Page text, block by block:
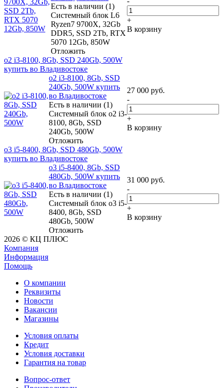
Есть в наличии (1)
Системный блок L6
Ryzen7 9700X, 32Gb
DDR5, SSD 2Tb, RTX
5070 12Gb, 850W
Отложить
+
В корзину
o2 i3-8100, 8Gb, SSD 240Gb, 500W
купить во Владивостоке
o2 i3-8100, 8Gb, SSD
240Gb, 500W купить
во Владивостоке
Есть в наличии (1)
Системный блок o2 i3-
8100, 8Gb, SSD
240Gb, 500W
Отложить
27 000 руб.
-
+
В корзину
o3 i5-8400, 8Gb, SSD 480Gb, 500W
купить во Владивостоке
o3 i5-8400, 8Gb, SSD
480Gb, 500W купить
во Владивостоке
Есть в наличии (1)
Системный блок o3 i5-
8400, 8Gb, SSD
480Gb, 500W
Отложить
31 000 руб.
-
+
В корзину
2026 © КЦ ПЛЮС
Компания
Информация
Помощь
О компании
Реквизиты
Новости
Вакансии
Магазины
Условия оплаты
Кредит
Условия доставки
Гарантия на товар
Вопрос-ответ